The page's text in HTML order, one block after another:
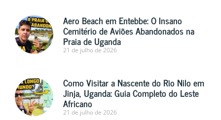
Aero Beach em Entebbe: O Insano
Cemitério de Aviões Abandonados na
Praia de Uganda
21 de julho de 2026
Como Visitar a Nascente do Rio Nilo em
Jinja, Uganda: Guia Completo do Leste
Africano
21 de julho de 2026